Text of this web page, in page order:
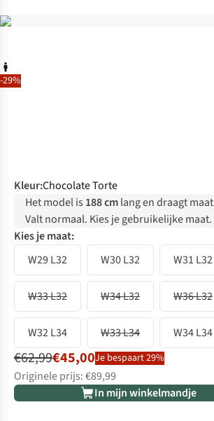
-29%
Kleur:Chocolate Torte
Het model is 188 cmlang en draagt maat
Valt normaal. Kies je gebruikelijke maat.
Kies je maat:
W29 L32
W30 L32 W31 L32
W33 L32 W34 L32 W36 L32
W32 L34 W33 L34 W34 L34
€62,99€45,00Je bespaart 29%
Originele prijs: €89,99
In mijn winkelmandje